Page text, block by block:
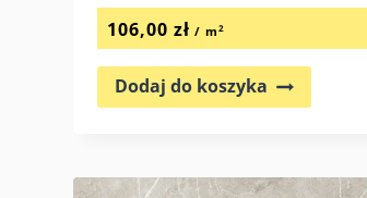
106,00zł / m2
Dodaj do koszyka